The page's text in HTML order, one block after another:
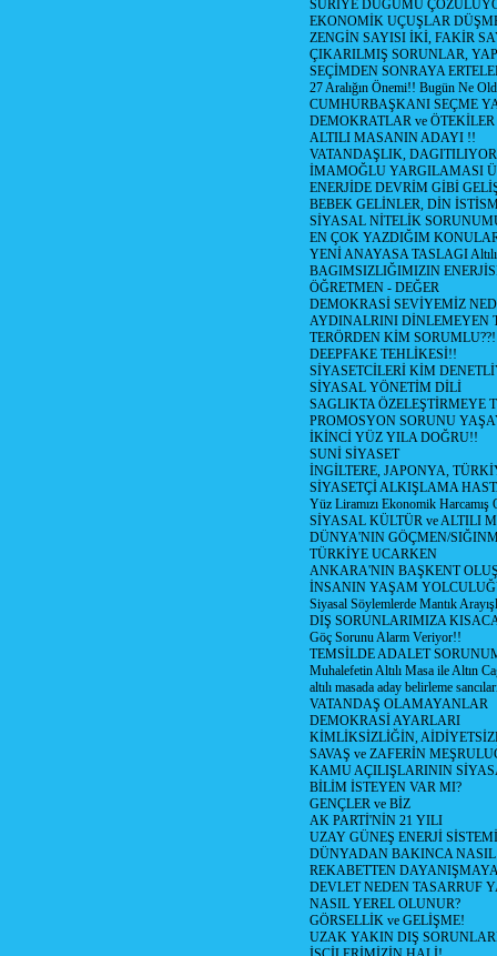
SURİYE DÜĞÜMÜ
EKONOMİK UÇUŞLAR
ZENGİN SAYISI İKİ, FAKİR
ÇIKARILMIŞ SORUNLAR,
SEÇİMDEN SONRAYA
27 Aralığın Önemi!! Bugün Ne
CUMHURBAŞKANI SEÇME
DEMOKRATLAR ve ÖTEKİLER
ALTILI MASANIN ADAYI !!
VATANDAŞLIK,
İMAMOĞLU YARGILAMASI
ENERJİDE DEVRİM GİBİ
BEBEK GELİNLER, DİN
SİYASAL NİTELİK
EN ÇOK YAZDIĞIM
YENİ ANAYASA TASLAGI Altılı
BAGIMSIZLIĞIMIZIN
ÖĞRETMEN - DEĞER
DEMOKRASİ SEVİYEMİZ
AYDINALRINI DİNLEMEYEN
TERÖRDEN KİM
DEEPFAKE TEHLİKESİ!!
SİYASETCİLERİ KİM
SİYASAL YÖNETİM DİLİ
SAGLIKTA ÖZELEŞTİRMEYE
PROMOSYON SORUNU
İKİNCİ YÜZ YILA DOĞRU!!
SUNİ SİYASET
İNGİLTERE, JAPONYA,
SİYASETÇİ ALKIŞLAMA
Yüz Liramızı Ekonomik Harcamış
SİYASAL KÜLTÜR ve ALTILI
DÜNYA'NIN GÖÇMEN/
TÜRKİYE UCARKEN
ANKARA'NIN BAŞKENT
İNSANIN YAŞAM
Siyasal Söylemlerde Mantık
DIŞ SORUNLARIMIZA
Göç Sorunu Alarm Veriyor!!
TEMSİLDE ADALET
Muhalefetin Altılı Masa ile Altın
altılı masada aday belirleme
VATANDAŞ OLAMAYANLAR
DEMOKRASİ AYARLARI
KİMLİKSİZLİĞİN,
SAVAŞ ve ZAFERİN
KAMU AÇILIŞLARININ
BİLİM İSTEYEN VAR MI?
GENÇLER ve BİZ
AK PARTİ'NİN 21 YILI
UZAY GÜNEŞ ENERJİ SİSTEMİ
DÜNYADAN BAKINCA
REKABETTEN
DEVLET NEDEN TASARRUF
NASIL YEREL OLUNUR?
GÖRSELLİK ve GELİŞME!
UZAK YAKIN DIŞ